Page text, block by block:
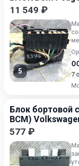
11 549 ₽
5
7
Блок бортовой
BCM)
577 ₽